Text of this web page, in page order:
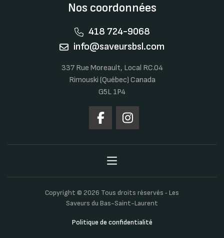
Nos coordonnées
418 724-9068
info@saveursbsl.com
337 Rue Moreault, Local RC.04
Rimouski (Québec) Canada
G5L 1P4
Copyright © 2026 Tous droits réservés ‐ Les
Saveurs du Bas-Saint-Laurent
Politique de confidentialité